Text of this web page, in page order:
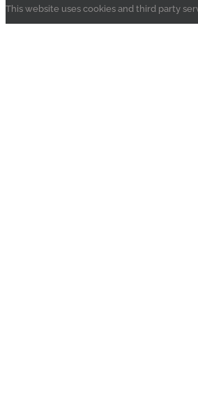
This website uses cookies and third party